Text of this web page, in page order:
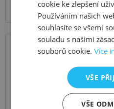
cookie ke zlepšení
Používáním našich
souhlasíte se všemi
souladu s našimi
souborů cookie.Více
VŠE
VŠE